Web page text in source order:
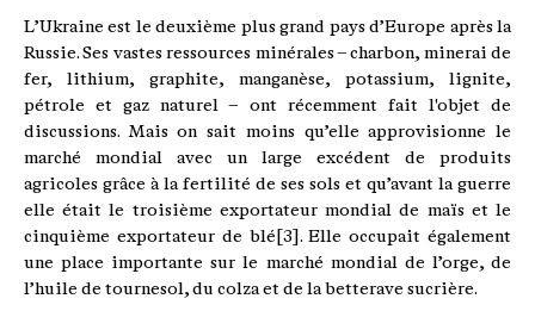
L’Ukraine est le deuxième plus grand pays d’Europe après la
Russie. Ses vastes ressources minérales – charbon, minerai de
fer, lithium, graphite, manganèse, potassium, lignite,
pétrole et gaz naturel – ont récemment fait l'objet de
discussions. Mais on sait moins qu’elle approvisionne le
marché mondial avec un large excédent de produits
agricoles grâce à la fertilité de ses sols et qu’avant la guerre
elle était le troisième exportateur mondial de maïs et le
cinquième exportateur de blé[3]. Elle occupait également
une place importante sur le marché mondial de l’orge, de
l’huile de tournesol, du colza et de la betterave sucrière.